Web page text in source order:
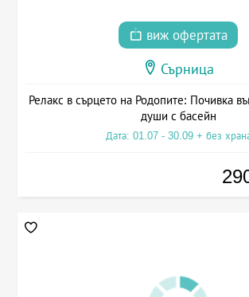
виж офертата
Сърница
Релакс в сърцето на Родопите: Почивка
души с басейн
Дата: 01.07 - 30.09 + без